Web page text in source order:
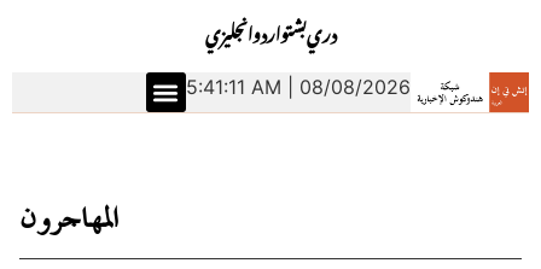
انجليزياردوبشتودري
5:41:11 AM | 08/08/2026
المهاجرون